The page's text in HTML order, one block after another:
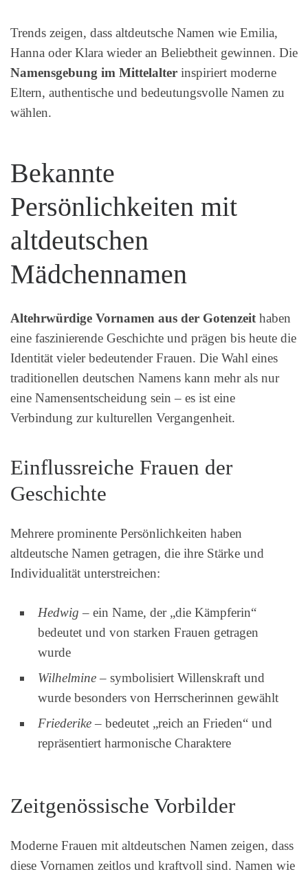
Trends zeigen, dass altdeutsche Namen wie Emilia,
Hanna oder Klara wieder an Beliebtheit gewinnen. Die
Namensgebung im Mittelalter inspiriert moderne
Eltern, authentische und bedeutungsvolle Namen zu
wählen.
Bekannte
Persönlichkeiten mit
altdeutschen
Mädchennamen
Altehrwürdige Vornamen aus der Gotenzeithaben
eine faszinierende Geschichte und prägen bis heute die
Identität vieler bedeutender Frauen. Die Wahl eines
traditionellen deutschen Namens kann mehr als nur
eine Namensentscheidung sein – es ist eine
Verbindung zur kulturellen Vergangenheit.
Einflussreiche Frauen der
Geschichte
Mehrere prominente Persönlichkeiten haben
altdeutsche Namen getragen, die ihre Stärke und
Individualität unterstreichen:
Hedwig – ein Name, der „die Kämpferin“
bedeutet und von starken Frauen getragen
wurde
Wilhelmine – symbolisiert Willenskraft und
wurde besonders von Herrscherinnen gewählt
Friederike – bedeutet „reich an Frieden“ und
repräsentiert harmonische Charaktere
Zeitgenössische Vorbilder
Moderne Frauen mit altdeutschen Namen zeigen, dass
diese Vornamen zeitlos und kraftvoll sind. Namen wie